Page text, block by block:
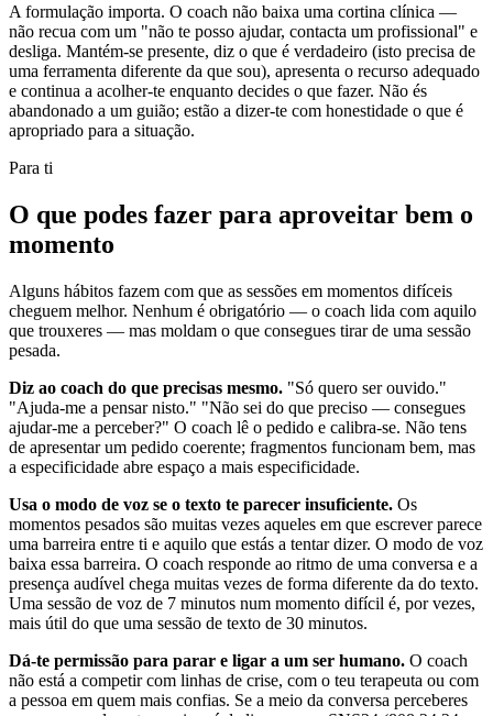
A formulação importa. O coach não baixa uma cortina clínica —
não recua com um "não te posso ajudar, contacta um profissional" e
desliga. Mantém-se presente, diz o que é verdadeiro (isto precisa de
uma ferramenta diferente da que sou), apresenta o recurso adequado
e continua a acolher-te enquanto decides o que fazer. Não és
abandonado a um guião; estão a dizer-te com honestidade o que é
apropriado para a situação.
Para ti
O que podes fazer para aproveitar bem o
momento
Alguns hábitos fazem com que as sessões em momentos difíceis
cheguem melhor. Nenhum é obrigatório — o coach lida com aquilo
que trouxeres — mas moldam o que consegues tirar de uma sessão
pesada.
Diz ao coach do que precisas mesmo. "Só quero ser ouvido."
"Ajuda-me a pensar nisto." "Não sei do que preciso — consegues
ajudar-me a perceber?" O coach lê o pedido e calibra-se. Não tens
de apresentar um pedido coerente; fragmentos funcionam bem, mas
a especificidade abre espaço a mais especificidade.
Usa o modo de voz se o texto te parecer insuficiente. Os
momentos pesados são muitas vezes aqueles em que escrever parece
uma barreira entre ti e aquilo que estás a tentar dizer. O modo de voz
baixa essa barreira. O coach responde ao ritmo de uma conversa e a
presença audível chega muitas vezes de forma diferente da do texto.
Uma sessão de voz de 7 minutos num momento difícil é, por vezes,
mais útil do que uma sessão de texto de 30 minutos.
Dá-te permissão para parar e ligar a um ser humano. O coach
não está a competir com linhas de crise, com o teu terapeuta ou com
a pessoa em quem mais confias. Se a meio da conversa perceberes